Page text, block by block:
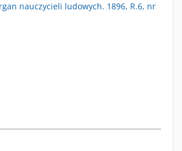
nauczycieli ludowych. 1896, R.6, nr